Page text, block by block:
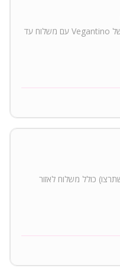
תקבלו 3 חבילות שוקולדים המושלמים של Vegantino עם משלוח עד
(כל מה שתרצו) כולל משלוח לאזור